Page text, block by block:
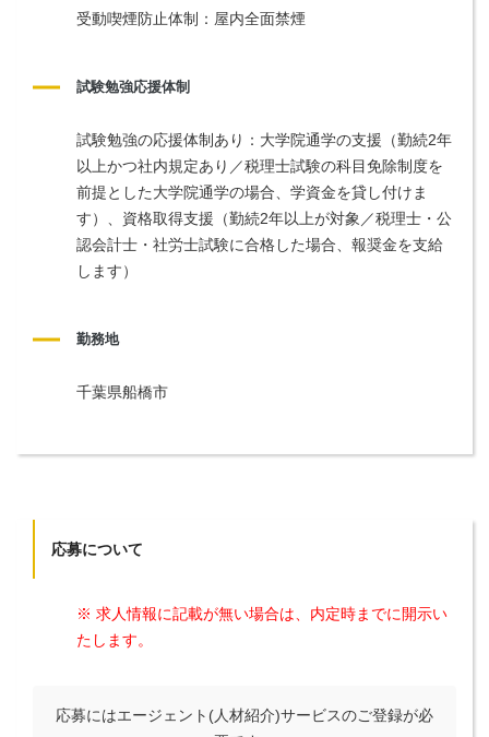
受動喫煙防止体制：屋内全面禁煙
試験勉強応援体制
試験勉強の応援体制あり：大学院通学の支援（勤続2年
以上かつ社内規定あり／税理士試験の科目免除制度を
前提とした大学院通学の場合、学資金を貸し付けま
す）、資格取得支援（勤続2年以上が対象／税理士・公
認会計士・社労士試験に合格した場合、報奨金を支給
します）
勤務地
千葉県船橋市
応募について
※ 求人情報に記載が無い場合は、内定時までに開示い
たします。
応募にはエージェント(人材紹介)サービスのご登録が必